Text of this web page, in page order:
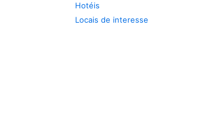
Hotéis
Locais de interesse